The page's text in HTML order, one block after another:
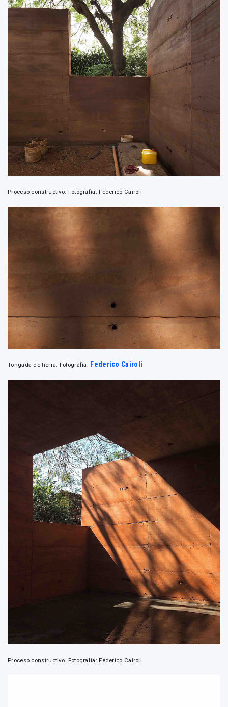
Proceso constructivo. Fotografía: Federico Cairoli
Tongada de tierra. Fotografía: Federico Cairoli
Proceso constructivo. Fotografía: Federico Cairoli